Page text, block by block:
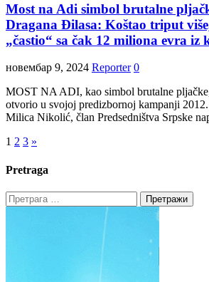
Most na Adi simbol brutalne
Dragana Đilasa: Koštao triput
„častio“ sa čak 12 miliona evra iz
новембар 9, 2024 Reporter 0
MOST NA ADI, kao simbol brutalne
otvorio u svojoj predizbornoj kampanji
Milica Nikolić, član Predsedništva Srpske
Пагинација
чланака
1 2 3 »
Pretraga
Претрага
за: